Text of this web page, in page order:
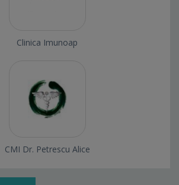
Clinica Imunoap
CMI Dr. Petrescu Alice